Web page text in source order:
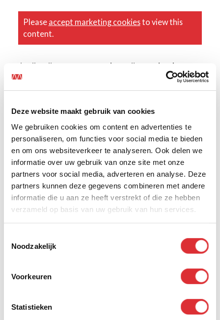
Deze website maakt gebruik van cookies
We gebruiken cookies om content en advertenties te
personaliseren, om functies voor social media te bieden
en om ons websiteverkeer te analyseren. Ook delen we
informatie over uw gebruik van onze site met onze
partners voor social media, adverteren en analyse. Deze
partners kunnen deze gegevens combineren met andere
informatie die u aan ze heeft verstrekt of die ze hebben
verzameld op basis van uw gebruik van hun services.
Noodzakelijk
Voorkeuren
Statistieken
Please accept marketing cookiesto view this
content.
Wie zijn wij en waarom werken wij met CloudCrest?
Mansveld Techniek is al meer dan 60 jaar specialist in
het ontwerpen, realiseren en onderhouden van
duurzaam gebouwbeheer: technologie inzetten om
comfort, veiligheid en energieprestaties te verbeteren.
Wij zijn niet alleen gebruiker van CloudCrest, maar ook
mede-ontwikkelaar van het platform. Samen met onze
partners bouwen we continu aan nieuwe
functionaliteiten, zodat CloudCrest blijft aansluiten
op de uitdagingen van vandaag én morgen.
Hierdoor combineren we praktijkervaring met
technologische innovatie.
Gebouweigenaren en gebruikers krijgen steeds vaker
te maken met:
elektriciteitsnet
• Stijgende energieprijzen → onvoorspelbare en hoge
• Strengere wet- en regelgeving → zoals EBS en